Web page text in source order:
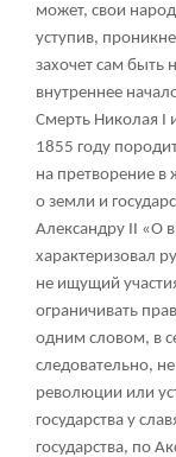
может, свои
уступив,
захочет сам быть
внутреннее
Смерть Николая I
1855 году
на претворение в
о земли и
Александру II «О
характеризовал
не ищущий
ограничивать
одним словом, в
следовательно,
революции или
государства у
государства, по